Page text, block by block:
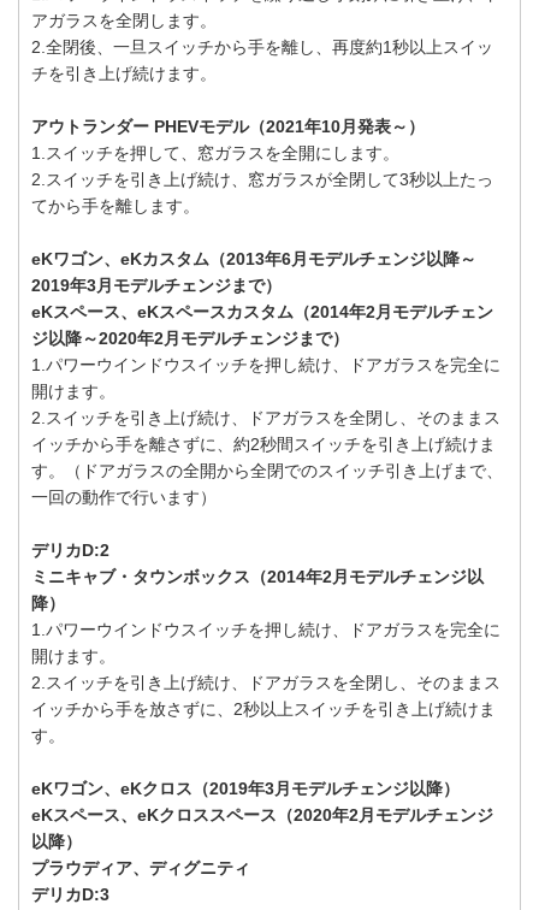
アガラスを全閉します。
2.全閉後、一旦スイッチから手を離し、再度約1秒以上スイッ
チを引き上げ続けます。
アウトランダー PHEVモデル（2021年10月発表～）
1.スイッチを押して、窓ガラスを全開にします。
2.スイッチを引き上げ続け、窓ガラスが全閉して3秒以上たっ
てから手を離します。
eKワゴン、eKカスタム（2013年6月モデルチェンジ以降～
2019年3月モデルチェンジまで）
eKスペース、eKスペースカスタム（2014年2月モデルチェン
ジ以降～2020年2月モデルチェンジまで）
1.パワーウインドウスイッチを押し続け、ドアガラスを完全に
開けます。
2.スイッチを引き上げ続け、ドアガラスを全閉し、そのままス
イッチから手を離さずに、約2秒間スイッチを引き上げ続けま
す。（ドアガラスの全開から全閉でのスイッチ引き上げまで、
一回の動作で行います）
デリカD:2
ミニキャブ・タウンボックス（2014年2月モデルチェンジ以
降）
1.パワーウインドウスイッチを押し続け、ドアガラスを完全に
開けます。
2.スイッチを引き上げ続け、ドアガラスを全閉し、そのままス
イッチから手を放さずに、2秒以上スイッチを引き上げ続けま
す。
eKワゴン、eKクロス（2019年3月モデルチェンジ以降）
eKスペース、eKクロススペース（2020年2月モデルチェンジ
以降）
プラウディア、ディグニティ
デリカD:3